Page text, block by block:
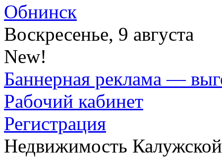
Обнинск
Воскресенье, 9 августа
New!
Баннерная реклама —
Рабочий кабинет
Регистрация
Недвижимость